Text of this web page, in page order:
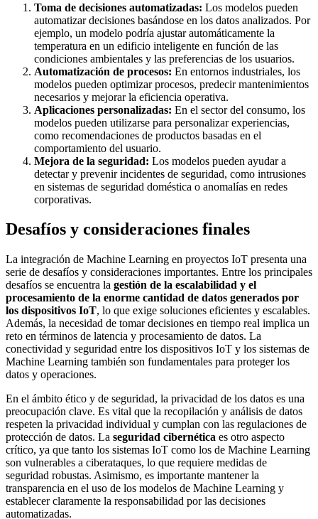
Toma de decisiones automatizadas: Los modelos pueden
automatizar decisiones basándose en los datos analizados. Por
ejemplo, un modelo podría ajustar automáticamente la
temperatura en un edificio inteligente en función de las
condiciones ambientales y las preferencias de los usuarios.
Automatización de procesos: En entornos industriales, los
modelos pueden optimizar procesos, predecir mantenimientos
necesarios y mejorar la eficiencia operativa.
Aplicaciones personalizadas: En el sector del consumo, los
modelos pueden utilizarse para personalizar experiencias,
como recomendaciones de productos basadas en el
comportamiento del usuario.
Mejora de la seguridad: Los modelos pueden ayudar a
detectar y prevenir incidentes de seguridad, como intrusiones
en sistemas de seguridad doméstica o anomalías en redes
corporativas.
Desafíos y consideraciones finales
La integración de Machine Learning en proyectos IoT presenta una
serie de desafíos y consideraciones importantes. Entre los principales
desafíos se encuentra la gestión de la escalabilidad y el
procesamiento de la enorme cantidad de datos generados por
los dispositivos IoT, lo que exige soluciones eficientes y escalables.
Además, la necesidad de tomar decisiones en tiempo real implica un
reto en términos de latencia y procesamiento de datos. La
conectividad y seguridad entre los dispositivos IoT y los sistemas de
Machine Learning también son fundamentales para proteger los
datos y operaciones.
En el ámbito ético y de seguridad, la privacidad de los datos es una
preocupación clave. Es vital que la recopilación y análisis de datos
respeten la privacidad individual y cumplan con las regulaciones de
protección de datos. La seguridad cibernética es otro aspecto
crítico, ya que tanto los sistemas IoT como los de Machine Learning
son vulnerables a ciberataques, lo que requiere medidas de
seguridad robustas. Asimismo, es importante mantener la
transparencia en el uso de los modelos de Machine Learning y
establecer claramente la responsabilidad por las decisiones
automatizadas.